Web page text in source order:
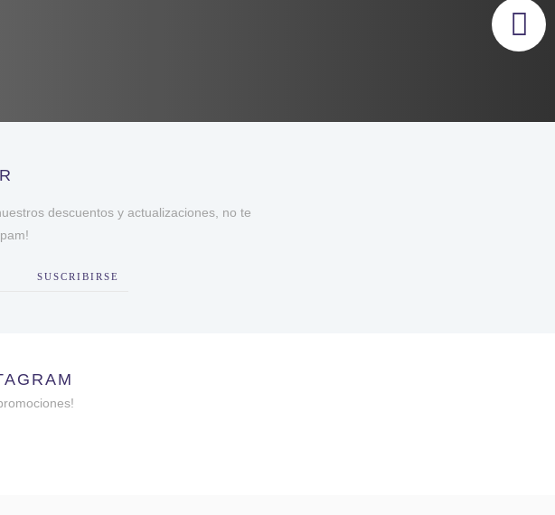
descuentos y actualizaciones, no te
SUSCRIBIRSE